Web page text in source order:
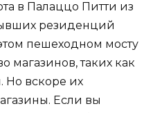
в Палаццо Питти из
резиденций
пешеходном мосту
магазинов, таких как
Но вскоре их
Если вы